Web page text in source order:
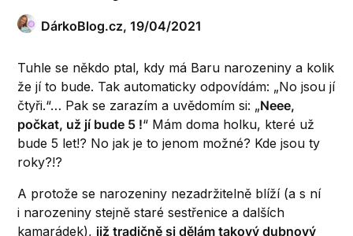
DárkoBlog.cz,19/04/2021
Tuhle se někdo ptal, kdy má Baru narozeniny a kolik
že jí to bude. Tak automaticky odpovídám: „No jsou jí
čtyři.“… Pak se zarazím a uvědomím si: „Neee,
počkat, už jí bude 5 !“ Mám doma holku, které už
bude 5 let!? No jak je to jenom možné? Kde jsou ty
roky?!?
A protože se narozeniny nezadržitelně blíží (a s ní
i narozeniny stejně staré sestřenice a dalších
kamarádek), již tradičně si dělám takový dubnový